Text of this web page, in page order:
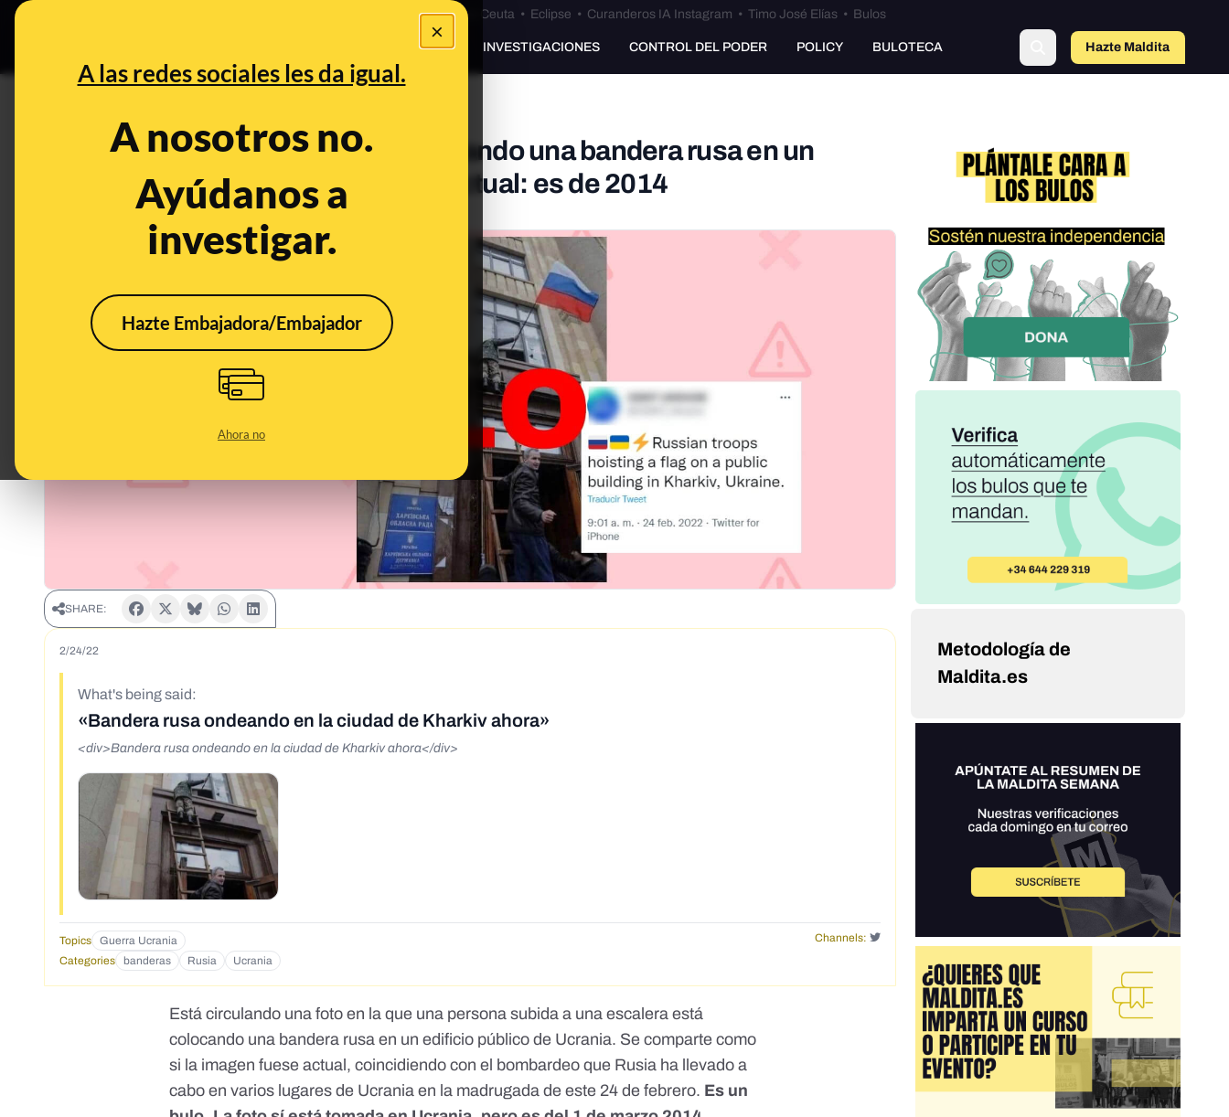
×
A las redes sociales les da igual.
A nosotros no.
Ayúdanos a
investigar.
Hazte Embajadora/Embajador
Ahora no
Especial Ceuta•Bulos Ceuta • Eclipse • Curanderos IA Instagram • Timo José Elías • Bulos
PREBUNKING INVESTIGACIONES CONTROL DEL PODER POLICY BULOTECA Hazte Maldito
a
No, esta foto en la que están colocando una bandera rusa en un
edificio público de Ucrania no es actual: es de 2014
Feb 24, 2022, 11:34:14 AM
SHARE:
2/24/22
What's being said:
«Bandera rusa ondeando en la ciudad de Kharkiv ahora»
<div>Bandera rusa ondeando en la ciudad de Kharkiv ahora</div>
Topics Guerra Ucrania
Channels:
Categories
banderas Rusia Ucrania
Está circulando una foto en la que una persona subida a una escalera está
colocando una bandera rusa en un edificio público de Ucrania. Se compartecomo
si la imagen fuese actual , coincidiendo conel bombardeo que Rusia ha llevado a
cabo en varios lugares de Ucrania en la madrugada de este 24 de febrero. Es un
Metodología de
Maldita.es